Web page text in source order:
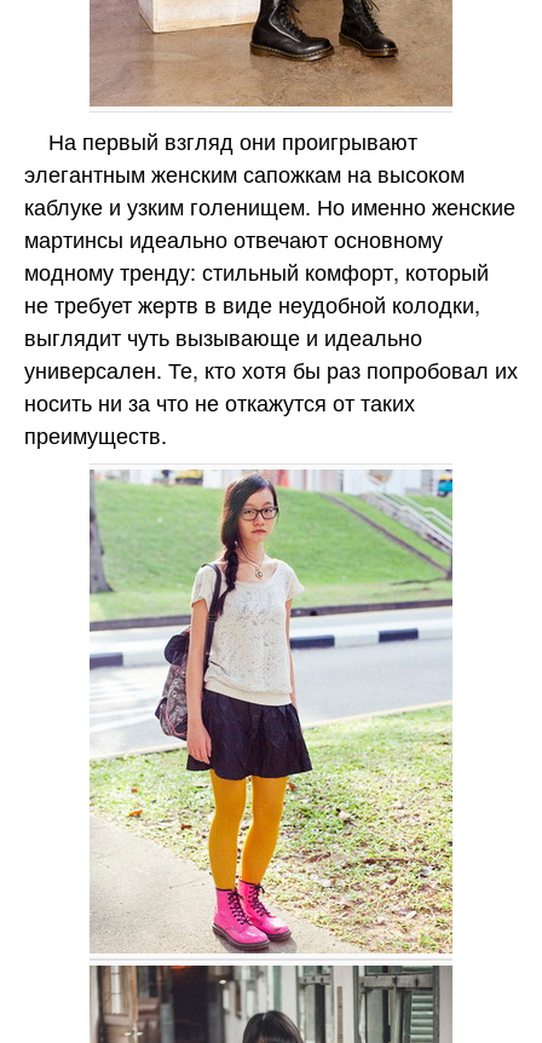
На первый взгляд они проигрывают
элегантным женским сапожкам на высоком
каблуке и узким голенищем. Но именно женские
мартинсы идеально отвечают основному
модному тренду: стильный комфорт, который
не требует жертв в виде неудобной колодки,
выглядит чуть вызывающе и идеально
универсален. Те, кто хотя бы раз попробовал их
носить ни за что не откажутся от таких
преимуществ.